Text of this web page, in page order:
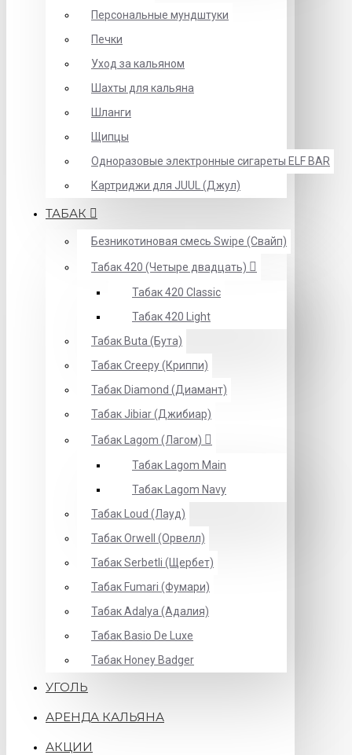
Персональные мундштуки
Печки
Уход за кальяном
Шахты для кальяна
Шланги
Щипцы
Одноразовые электронные сигареты ELF BAR
Картриджи для JUUL (Джул)
ТАБАК
Безникотиновая смесь Swipe (Свайп)
Табак 420 (Четыре двадцать)
Табак 420 Classic
Табак 420 Light
Табак Buta (Бута)
Табак Creepy (Криппи)
Табак Diamond (Диамант)
Табак Jibiar (Джибиар)
Табак Lagom (Лагом)
Табак Lagom Main
Табак Lagom Navy
Табак Loud (Лауд)
Табак Orwell (Орвелл)
Табак Serbetli (Щербет)
Табак Fumari (Фумари)
Табак Adalya (Адалия)
Табак Basio De Luxe
Табак Honey Badger
УГОЛЬ
АРЕНДА КАЛЬЯНА
АКЦИИ